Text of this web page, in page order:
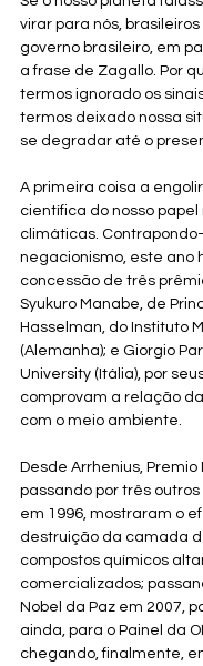
virar para nós,
governo brasileiro, em
a frase de Zagallo. Por
termos ignorado os
termos deixado nossa
se degradar até o
A primeira coisa a
científica do nosso
climáticas.
negacionismo, este ano
concessão de três
Syukuro Manabe, de
Hasselman, do Instituto
(Alemanha); e Giorgio
University (Itália), por
comprovam a relação
com o meio ambiente.
Desde Arrhenius, Premio
passando por três
em 1996, mostraram o
destruição da camada
compostos químicos
comercializados;
Nobel da Paz em 2007,
ainda, para o Painel da
chegando, finalmente,